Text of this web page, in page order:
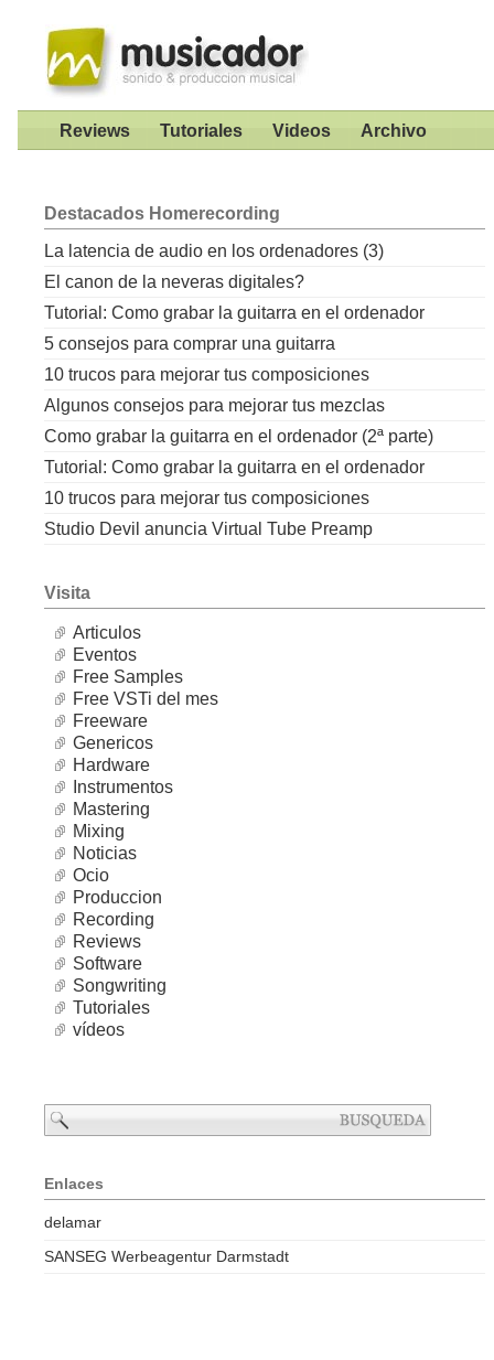
Reviews Tutoriales Videos Archivo
Destacados Homerecording
La latencia de audio en los ordenadores (3)
El canon de la neveras digitales?
Tutorial: Como grabar la guitarra en el ordenador
5 consejos para comprar una guitarra
10 trucos para mejorar tus composiciones
Algunos consejos para mejorar tus mezclas
Como grabar la guitarra en el ordenador (2ª parte)
Tutorial: Como grabar la guitarra en el ordenador
10 trucos para mejorar tus composiciones
Studio Devil anuncia Virtual Tube Preamp
Visita
Articulos
Eventos
Free Samples
Free VSTi del mes
Freeware
Genericos
Hardware
Instrumentos
Mastering
Mixing
Noticias
Ocio
Produccion
Recording
Reviews
Software
Songwriting
Tutoriales
vídeos
Enlaces
delamar
SANSEG Werbeagentur Darmstadt